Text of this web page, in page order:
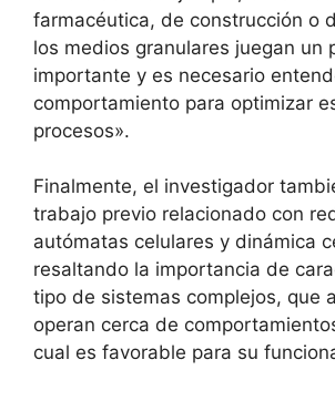
farmacéutica, de construcción o
los medios granulares juegan un
importante y es necesario
comportamiento para optimizar
procesos».
Finalmente, el investigador
trabajo previo relacionado con
autómatas celulares y dinámica
resaltando la importancia de
tipo de sistemas complejos, que
operan cerca de
cual es favorable para su